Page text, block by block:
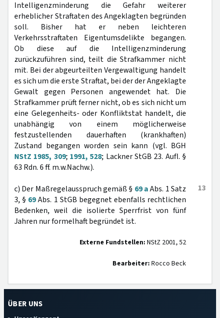
Intelligenzminderung die Gefahr weiterer
erheblicher Straftaten des Angeklagten begründen
soll. Bisher hat er neben leichteren
Verkehrsstraftaten Eigentumsdelikte begangen.
Ob diese auf die Intelligenzminderung
zurückzuführen sind, teilt die Strafkammer nicht
mit. Bei der abgeurteilten Vergewaltigung handelt
es sich um die erste Straftat, bei der der Angeklagte
Gewalt gegen Personen angewendet hat. Die
Strafkammer prüft ferner nicht, ob es sich nicht um
eine Gelegenheits- oder Konfliktstat handelt, die
unabhängig von einem möglicherweise
festzustellenden dauerhaften (krankhaften)
Zustand begangen worden sein kann (vgl. BGH
NStZ 1985, 309; 1991, 528; Lackner StGB 23. Aufl. §
63 Rdn. 6 ff. m.w.Nachw.).
13
c) Der Maßregelausspruch gemäß § 69 aAbs. 1 Satz
3, § 69Abs. 1 StGB begegnet ebenfalls rechtlichen
Bedenken, weil die isolierte Sperrfrist von fünf
Jahren nur formelhaft begründet ist.
Externe Fundstellen: NStZ 2001, 52
Bearbeiter: Rocco Beck
ÜBER UNS